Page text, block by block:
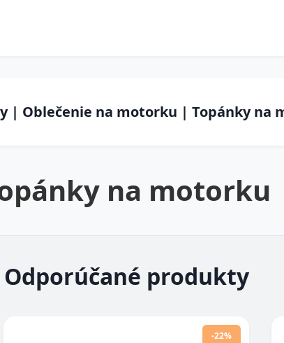
| Oblečenie na motorku | Topánky na
na motorku
Odporúčané produkty
-22%